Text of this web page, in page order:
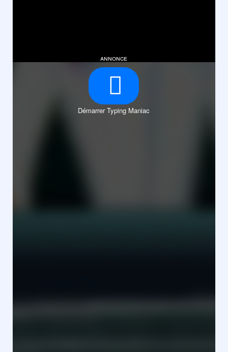
annonce
Démarrer Typing Maniac